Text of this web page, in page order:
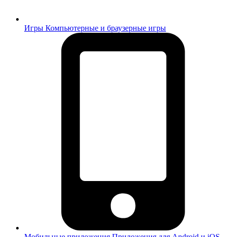
Игры Компьютерные и браузерные игры